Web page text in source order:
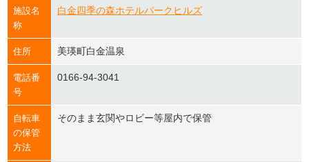
施設名
称
白金四季の森ホテルパークヒルズ
住所 美瑛町白金温泉
電話番
号
0166-94-3041
自転車
の保管
方法
そのまま玄関やロビー等屋内で保管